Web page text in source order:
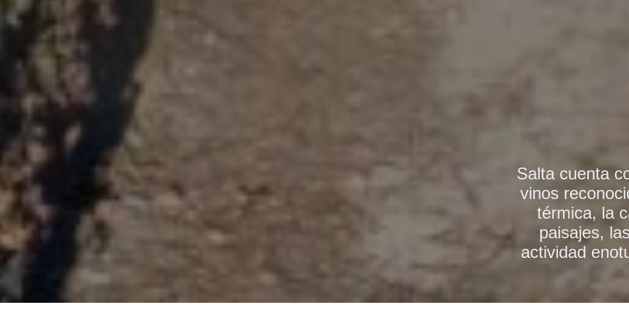
Salta cuenta
vinos
térmica, la
paisajes,
actividad
invita a
manifestaciones
Para aquellos
límite,
enmarcadas en